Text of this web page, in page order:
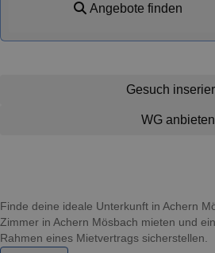
Angebote finden
Gesuch
WG anbieten
Finde deine ideale Unterkunft in Achern
Zimmer in Achern Mösbach mieten und
Rahmen eines Mietvertrags sicherstellen.